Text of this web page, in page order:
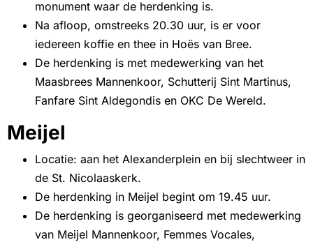
monument waar de herdenking is.
Na afloop, omstreeks 20.30 uur, is er voor
iedereen koffie en thee in Hoës van Bree.
De herdenking is met medewerking van het
Maasbrees Mannenkoor, Schutterij Sint Martinus,
Fanfare Sint Aldegondis en OKC De Wereld.
Meijel
Locatie: aan het Alexanderplein en bij slechtweer in
de St. Nicolaaskerk.
De herdenking in Meijel begint om 19.45 uur.
De herdenking is georganiseerd met medewerking
van Meijel Mannenkoor, Femmes Vocales,